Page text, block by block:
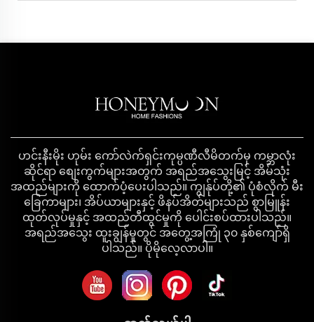
ဟင်းနီးမိုး ဟုမ်း ကော်လဲက်ရှင်းကုမ္ပဏီလီမိတက်မှ ကမ္ဘာလုံး
ဆိုင်ရာ စျေးကွက်များအတွက် အရည်အသွေးမြင့် အိမ်သုံး
အထည်များကို ထောက်ပံ့ပေးပါသည်။ ကျွန်ုပ်တို့၏ ပုံစံလိုက် မီး
ခြေကာများ၊ အိပ်ယာများနှင့် ဖိနပ်အိတ်များသည် စွာမြူန်း
ထုတ်လုပ်မှုနှင့် အထည်တီထွင်မှုကို ပေါင်းစပ်ထားပါသည်။
အရည်အသွေး ထူးချွန်မှုတွင် အတွေ့အကြုံ ၃၀ နှစ်ကျော်ရှိ
ပါသည်။ ပိုမိုလေ့လာပါ။